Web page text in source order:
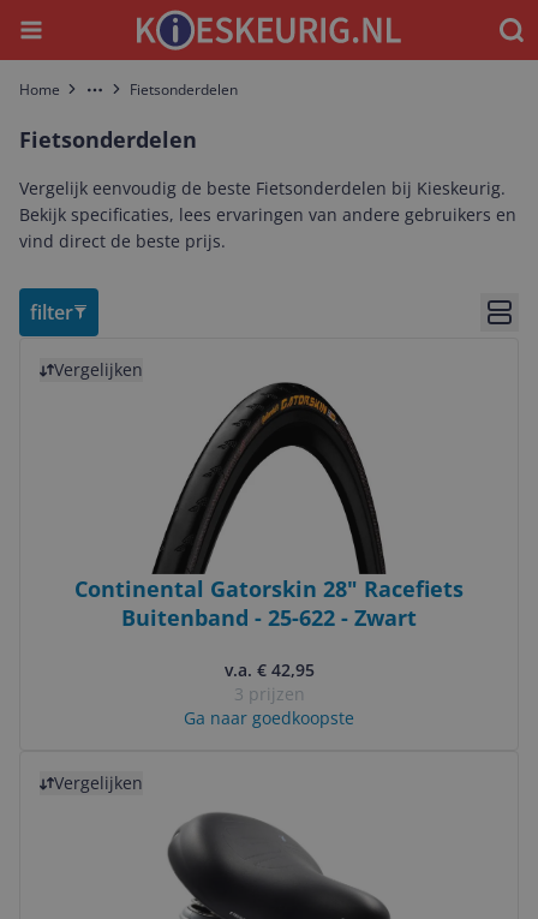
Menu
Home More Fietsonderdelen
Fietsonderdelen
Vergelijk eenvoudig de beste Fietsonderdelen bij Kieskeurig.
Bekijk specificaties, lees ervaringen van andere gebruikers en
vind direct de beste prijs.
filter
Vergelijken
Continental Gatorskin 28" Racefiets
Buitenband - 25-622 - Zwart
v.a. € 42,95
3 prijzen
Ga naar goedkoopste
Vergelijken